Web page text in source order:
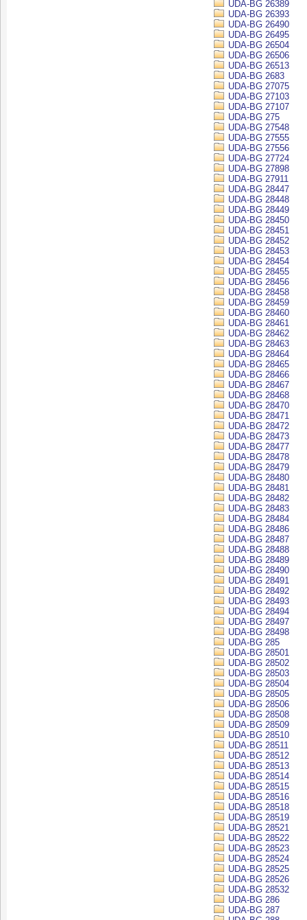
UDA-BG 26389
UDA-BG 26393
UDA-BG 26490
UDA-BG 26495
UDA-BG 26504
UDA-BG 26506
UDA-BG 26513
UDA-BG 2683
UDA-BG 27075
UDA-BG 27103
UDA-BG 27107
UDA-BG 275
UDA-BG 27548
UDA-BG 27555
UDA-BG 27556
UDA-BG 27724
UDA-BG 27898
UDA-BG 27911
UDA-BG 28447
UDA-BG 28448
UDA-BG 28449
UDA-BG 28450
UDA-BG 28451
UDA-BG 28452
UDA-BG 28453
UDA-BG 28454
UDA-BG 28455
UDA-BG 28456
UDA-BG 28458
UDA-BG 28459
UDA-BG 28460
UDA-BG 28461
UDA-BG 28462
UDA-BG 28463
UDA-BG 28464
UDA-BG 28465
UDA-BG 28466
UDA-BG 28467
UDA-BG 28468
UDA-BG 28470
UDA-BG 28471
UDA-BG 28472
UDA-BG 28473
UDA-BG 28477
UDA-BG 28478
UDA-BG 28479
UDA-BG 28480
UDA-BG 28481
UDA-BG 28482
UDA-BG 28483
UDA-BG 28484
UDA-BG 28486
UDA-BG 28487
UDA-BG 28488
UDA-BG 28489
UDA-BG 28490
UDA-BG 28491
UDA-BG 28492
UDA-BG 28493
UDA-BG 28494
UDA-BG 28497
UDA-BG 28498
UDA-BG 285
UDA-BG 28501
UDA-BG 28502
UDA-BG 28503
UDA-BG 28504
UDA-BG 28505
UDA-BG 28506
UDA-BG 28508
UDA-BG 28509
UDA-BG 28510
UDA-BG 28511
UDA-BG 28512
UDA-BG 28513
UDA-BG 28514
UDA-BG 28515
UDA-BG 28516
UDA-BG 28518
UDA-BG 28519
UDA-BG 28521
UDA-BG 28522
UDA-BG 28523
UDA-BG 28524
UDA-BG 28525
UDA-BG 28526
UDA-BG 28532
UDA-BG 286
UDA-BG 287